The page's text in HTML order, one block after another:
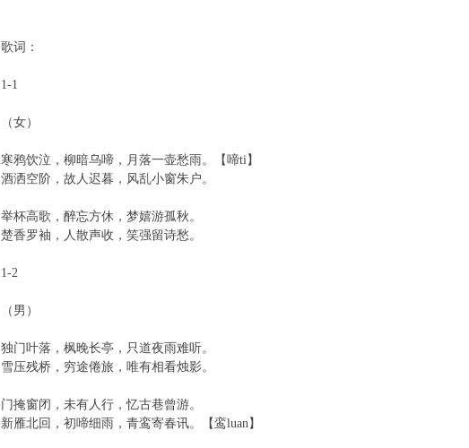
歌词：
1-1
（女）
寒鸦饮泣，柳暗乌啼，月落一壶愁雨。【啼ti】
酒洒空阶，故人迟暮，风乱小窗朱户。
举杯高歌，醉忘方休，梦嬉游孤秋。
楚香罗袖，人散声收，笑强留诗愁。
1-2
（男）
独门叶落，枫晚长亭，只道夜雨难听。
雪压残桥，穷途倦旅，唯有相看烛影。
门掩窗闭，未有人行，忆古巷曾游。
新雁北回，初啼细雨，青鸾寄春讯。【鸾luan】